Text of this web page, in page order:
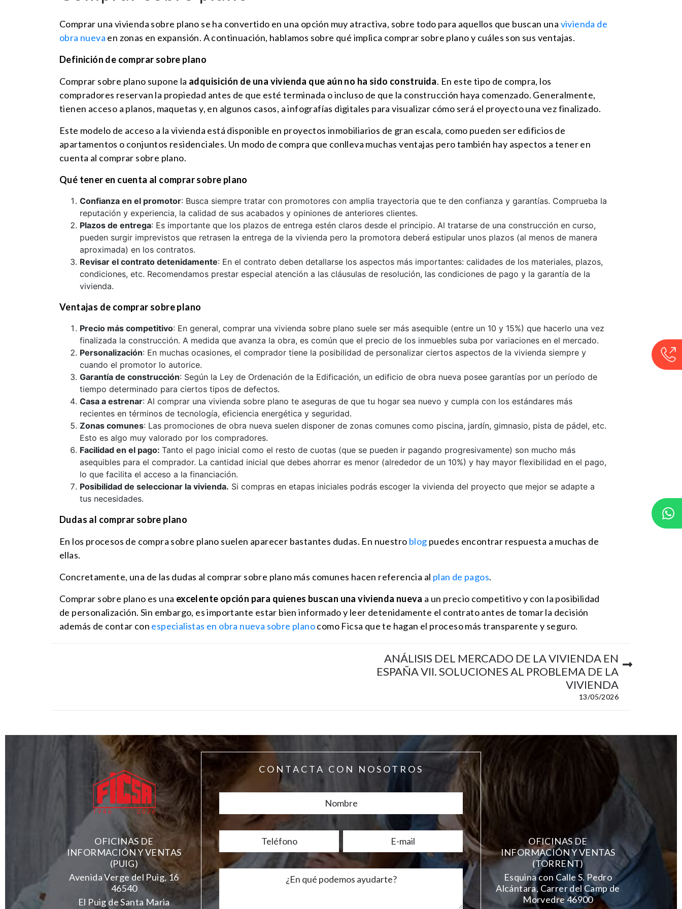
Comprar una vivienda sobre plano se ha convertido en una opción muy atractiva, sobre todo para aquellos que buscan una vivienda de
obra nueva en zonas en expansión. A continuación, hablamos sobre qué implica comprar sobre plano y cuáles son sus ventajas.
Definición de comprar sobre plano
Comprar sobre plano supone la adquisición de una vivienda que aún no ha sido construida. En este tipo de compra, los
compradores reservan la propiedad antes de que esté terminada o incluso de que la construcción haya comenzado. Generalmente,
tienen acceso a planos, maquetas y, en algunos casos, a infografías digitales para visualizar cómo será el proyecto una vez finalizado.
Este modelo de acceso a la vivienda está disponible en proyectos inmobiliarios de gran escala, como pueden ser edificios de
apartamentos o conjuntos residenciales. Un modo de compra que conlleva muchas ventajas pero también hay aspectos a tener en
cuenta al comprar sobre plano.
Qué tener en cuenta al comprar sobre plano
Confianza en el promotor: Busca siempre tratar con promotores con amplia trayectoria que te den confianza y garantías. Comprueba la
reputación y experiencia, la calidad de sus acabados y opiniones de anteriores clientes.
Plazos de entrega: Es importante que los plazos de entrega estén claros desde el principio. Al tratarse de una construcción en curso,
pueden surgir imprevistos que retrasen la entrega de la vivienda pero la promotora deberá estipular unos plazos (al menos de manera
aproximada) en los contratos.
Revisar el contrato detenidamente: En el contrato deben detallarse los aspectos más importantes: calidades de los materiales, plazos,
condiciones, etc. Recomendamos prestar especial atención a las cláusulas de resolución, las condiciones de pago y la garantía de la
vivienda.
Ventajas de comprar sobre plano
Precio más competitivo: En general, comprar una vivienda sobre plano suele ser más asequible (entre un 10 y 15%) que hacerlo una vez
finalizada la construcción. A medida que avanza la obra, es común que el precio de los inmuebles suba por variaciones en el mercado.
Personalización: En muchas ocasiones, el comprador tiene la posibilidad de personalizar ciertos aspectos de la vivienda siempre y
cuando el promotor lo autorice.
Garantía de construcción: Según la Ley de Ordenación de la Edificación, un edificio de obra nueva posee garantías por un período de
tiempo determinado para ciertos tipos de defectos.
Casa a estrenar: Al comprar una vivienda sobre plano te aseguras de que tu hogar sea nuevo y cumpla con los estándares más
recientes en términos de tecnología, eficiencia energética y seguridad.
Zonas comunes: Las promociones de obra nueva suelen disponer de zonas comunes como piscina, jardín, gimnasio, pista de pádel, etc.
Esto es algo muy valorado por los compradores.
Facilidad en el pago: Tanto el pago inicial como el resto de cuotas (que se pueden ir pagando progresivamente) son mucho más
asequibles para el comprador. La cantidad inicial que debes ahorrar es menor (alrededor de un 10%) y hay mayor flexibilidad en el pago,
lo que facilita el acceso a la financiación.
Posibilidad de seleccionar la vivienda. Si compras en etapas iniciales podrás escoger la vivienda del proyecto que mejor se adapte a
tus necesidades.
Dudas al comprar sobre plano
En los procesos de compra sobre plano suelen aparecer bastantes dudas. En nuestro blog puedes encontrar respuesta a muchas de
ellas.
Concretamente, una de las dudas al comprar sobre plano más comunes hacen referencia al plan de pagos.
Comprar sobre plano es una excelente opción para quienes buscan una vivienda nueva a un precio competitivo y con la posibilidad
de personalización. Sin embargo, es importante estar bien informado y leer detenidamente el contrato antes de tomar la decisión
además de contar con especialistas en obra nueva sobre planocomo Ficsa que te hagan el proceso más transparente y seguro.
ANÁLISIS DEL MERCADO DE LA VIVIENDA EN
ESPAÑA VII. SOLUCIONES AL PROBLEMA DE LA
VIVIENDA
13/05/2026
OFICINAS DE
INFORMACIÓN Y VENTAS
(PUIG)
Avenida Verge del Puig, 16
46540
El Puig de Santa Maria
CONTACTA CON NOSOTROS
OFICINAS DE
INFORMACIÓN Y VENTAS
(TORRENT)
Esquina con Calle S. Pedro
Alcántara, Carrer del Camp de
Morvedre 46900